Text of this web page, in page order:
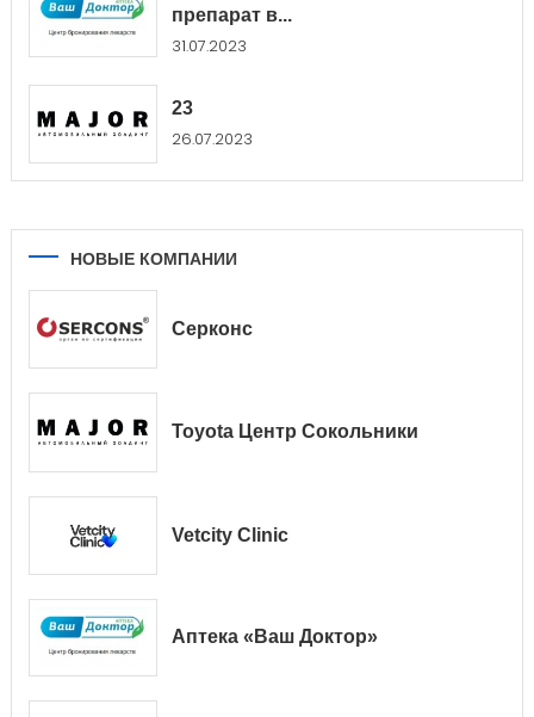
препарат в...
31.07.2023
23
26.07.2023
НОВЫЕ КОМПАНИИ
Серконс
Toyota Центр Сокольники
Vetcity Clinic
Аптека «Ваш Доктор»